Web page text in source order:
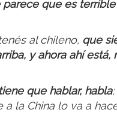
que es terrible
al chileno, que
y ahora ahí está,
que hablar, habla
la China lo va a